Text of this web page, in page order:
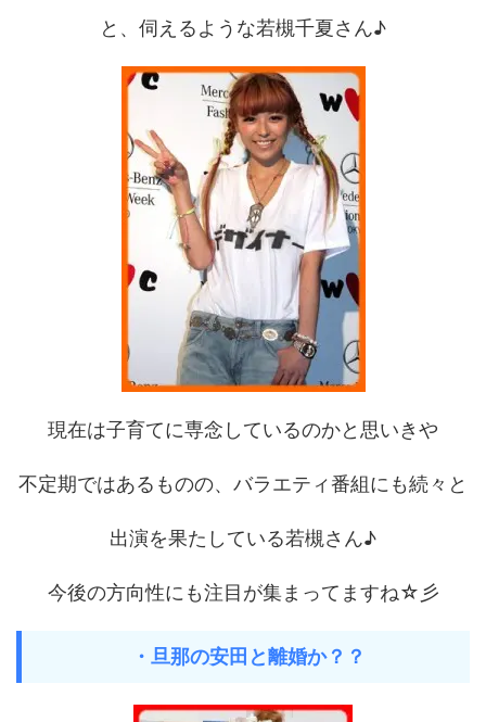
と、伺えるような若槻千夏さん♪
現在は子育てに専念しているのかと思いきや
不定期ではあるものの、バラエティ番組にも続々と
出演を果たしている若槻さん♪
今後の方向性にも注目が集まってますね☆彡
・旦那の安田と離婚か？？